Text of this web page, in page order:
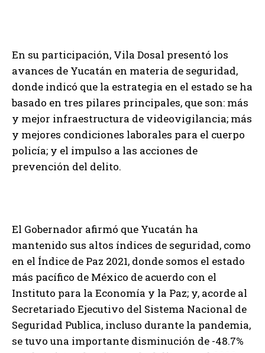
En su participación, Vila Dosal presentó los
avances de Yucatán en materia de seguridad,
donde indicó que la estrategia en el estado se ha
basado en tres pilares principales, que son: más
y mejor infraestructura de videovigilancia; más
y mejores condiciones laborales para el cuerpo
policía; y el impulso a las acciones de
prevención del delito.
El Gobernador afirmó que Yucatán ha
mantenido sus altos índices de seguridad, como
en el Índice de Paz 2021, donde somos el estado
más pacífico de México de acuerdo con el
Instituto para la Economía y la Paz; y, acorde al
Secretariado Ejecutivo del Sistema Nacional de
Seguridad Publica, incluso durante la pandemia,
se tuvo una importante disminución de -48.7%